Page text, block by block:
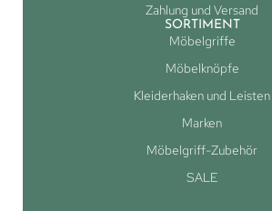
Zahlung und Versand
SORTIMENT
Möbelgriffe
Möbelknöpfe
Kleiderhaken und Leisten
Marken
Möbelgriff-Zubehör
SALE